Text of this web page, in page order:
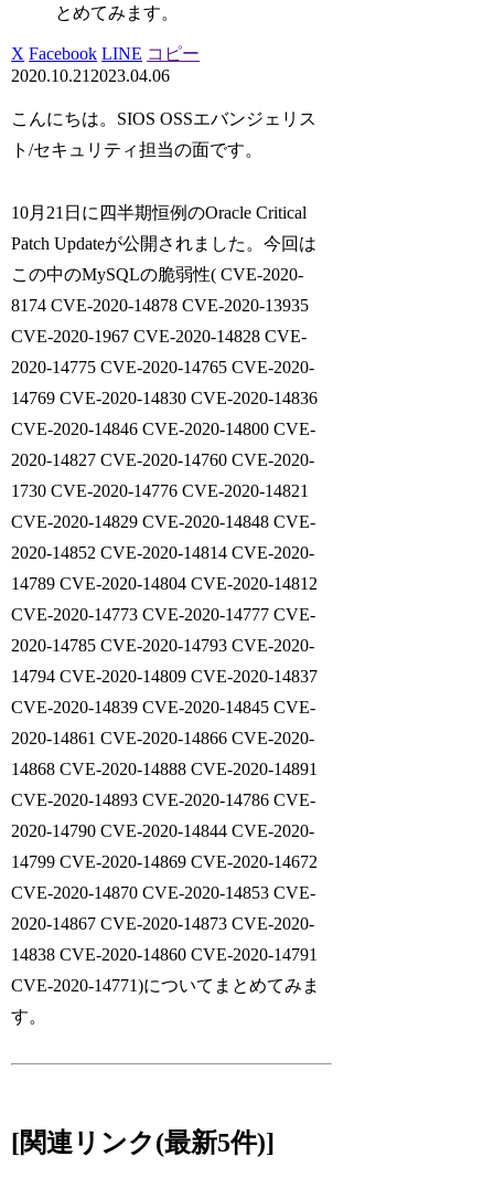
とめてみます。
X Facebook LINE コピー
2020.10.21 2023.04.06
こんにちは。SIOS OSSエバンジェリス
ト/セキュリティ担当の面です。
10月21日に四半期恒例のOracle Critical
Patch Updateが公開されました。今回は
この中のMySQLの脆弱性( CVE-2020-
8174 CVE-2020-14878 CVE-2020-13935
CVE-2020-1967 CVE-2020-14828 CVE-
2020-14775 CVE-2020-14765 CVE-2020-
14769 CVE-2020-14830 CVE-2020-14836
CVE-2020-14846 CVE-2020-14800 CVE-
2020-14827 CVE-2020-14760 CVE-2020-
1730 CVE-2020-14776 CVE-2020-14821
CVE-2020-14829 CVE-2020-14848 CVE-
2020-14852 CVE-2020-14814 CVE-2020-
14789 CVE-2020-14804 CVE-2020-14812
CVE-2020-14773 CVE-2020-14777 CVE-
2020-14785 CVE-2020-14793 CVE-2020-
14794 CVE-2020-14809 CVE-2020-14837
CVE-2020-14839 CVE-2020-14845 CVE-
2020-14861 CVE-2020-14866 CVE-2020-
14868 CVE-2020-14888 CVE-2020-14891
CVE-2020-14893 CVE-2020-14786 CVE-
2020-14790 CVE-2020-14844 CVE-2020-
14799 CVE-2020-14869 CVE-2020-14672
CVE-2020-14870 CVE-2020-14853 CVE-
2020-14867 CVE-2020-14873 CVE-2020-
14838 CVE-2020-14860 CVE-2020-14791
CVE-2020-14771)についてまとめてみま
す。
[関連リンク(最新5件)]